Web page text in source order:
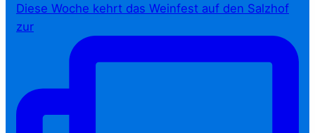
Diese Woche kehrt das Weinfest auf den Salzhof
zur